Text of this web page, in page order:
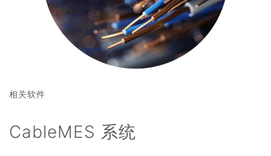
相关软件
CableMES 系统